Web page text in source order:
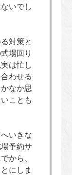
いでし
対策と
場回り
は忙し
わせる
なか思
ことも
いきな
予約サ
から、
にしま